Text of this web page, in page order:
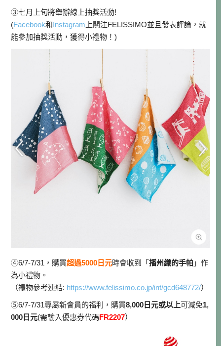
③七月上旬將舉辦線上抽獎活動!
(Facebook和Instagram 上關注FELISSIMO並且發表評論，就
能參加抽獎活動，獲得小禮物！)
④6/7-7/31，購買超過5000日元時會收到「播州織的手帕 」作
為小禮物。
（禮物參考連結: https://www.felissimo.co.jp/int/gcd648772/）
⑤6/7-7/31專屬新會員的福利，購買8,000日元或以上可減免1,
000日元(需輸入優惠券代碼FR2207）